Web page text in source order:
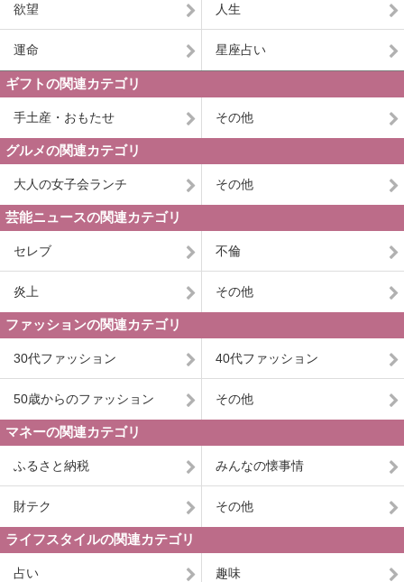
欲望 人生
運命 星座占い
ギフトの関連カテゴリ
手土産・おもたせ その他
グルメの関連カテゴリ
大人の女子会ランチ その他
芸能ニュースの関連カテゴリ
セレブ 不倫
炎上 その他
ファッションの関連カテゴリ
30代ファッション 40代ファッション
50歳からのファッション その他
マネーの関連カテゴリ
ふるさと納税 みんなの懐事情
財テク その他
ライフスタイルの関連カテゴリ
占い 趣味